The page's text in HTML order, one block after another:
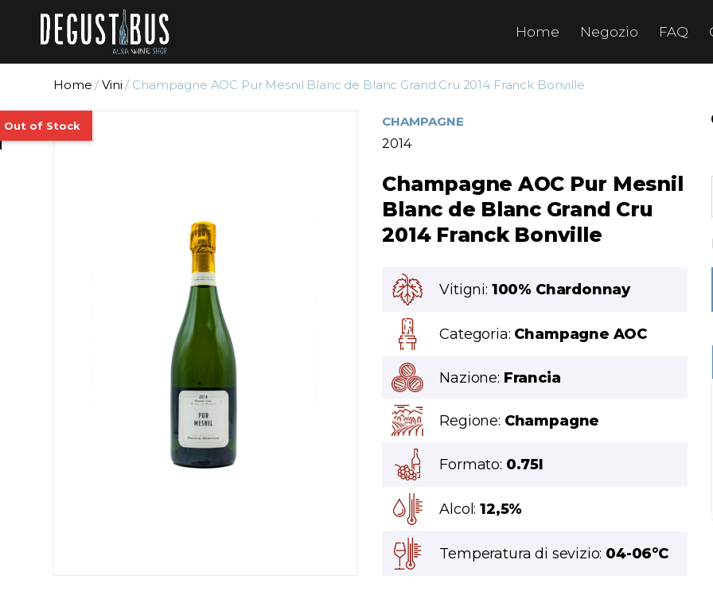
Home Negozio FAQ
Home /Vini / Champagne AOC Pur Mesnil Blanc de Blanc Grand Cru 2014 Franck Bonville
CHAMPAGNE
2014
Champagne AOC Pur Mesnil
Blanc de Blanc Grand Cru
2014 Franck Bonville
Vitigni: 100% Chardonnay
Categoria: Champagne AOC
Nazione: Francia
Regione: Champagne
Formato: 0.75l
Alcol:12,5%
Temperatura di sevizio: 04-06°C